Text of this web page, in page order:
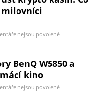
nejsou povolené
BenQ W5850 a
kino
nejsou povolené